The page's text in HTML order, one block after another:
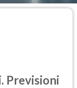
Previsioni